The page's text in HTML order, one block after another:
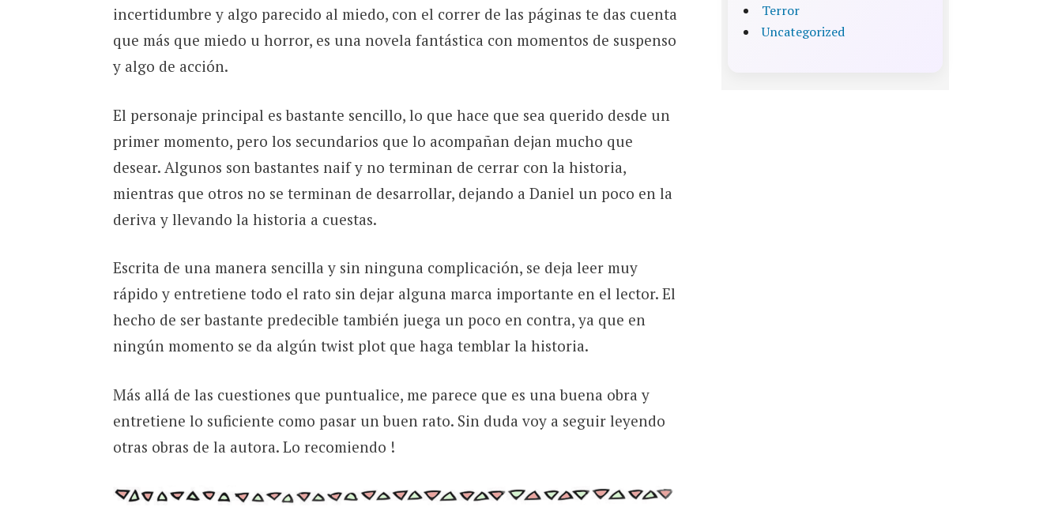
incertidumbre y algo parecido al miedo, con el correr de las páginas te das cuenta
que más que miedo u horror, es una novela fantástica con momentos de suspenso
y algo de acción.
El personaje principal es bastante sencillo, lo que hace que sea querido desde un
primer momento, pero los secundarios que lo acompañan dejan mucho que
desear. Algunos son bastantes naif y no terminan de cerrar con la historia,
mientras que otros no se terminan de desarrollar, dejando a Daniel un poco en la
deriva y llevando la historia a cuestas.
Escrita de una manera sencilla y sin ninguna complicación, se deja leer muy
rápido y entretiene todo el rato sin dejar alguna marca importante en el lector. El
hecho de ser bastante predecible también juega un poco en contra, ya que en
ningún momento se da algún twist plot que haga temblar la historia.
Más allá de las cuestiones que puntualice, me parece que es una buena obra y
entretiene lo suficiente como pasar un buen rato. Sin duda voy a seguir leyendo
otras obras de la autora. Lo recomiendo !
Terror
Uncategorized